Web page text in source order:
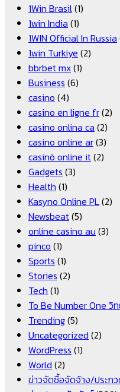
1Win Brasil(1)
1win India (1)
1WIN Official In Russia
1win Turkiye (2)
bbrbet mx(1)
Business (6)
casino (4)
casino en ligne fr(2)
casino onlina ca (2)
casino online ar(3)
casinò online it(2)
Gadgets (3)
Health (1)
Kasyno Online PL(2)
Newsbeat(5)
online casino au (3)
pinco (1)
Sports (1)
Stories (2)
Tech (1)
To Be Number One
Trending(5)
Uncategorized (2)
WordPress (1)
World (2)
ข่าวจัดซื้อจัดจ้าง/ประกว